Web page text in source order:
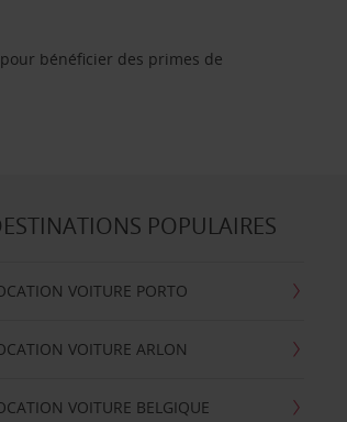
pour bénéficier des primes de
POPULAIRES
VOITURE PORTO
VOITURE ARLON
VOITURE BELGIQUE